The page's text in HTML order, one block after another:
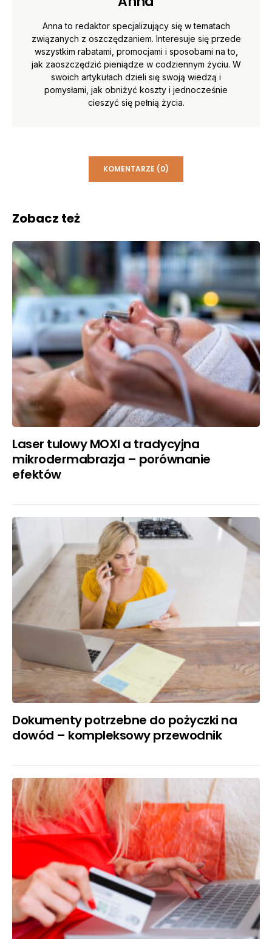
Anna to redaktor specjalizujący się w tematach
związanych z oszczędzaniem. Interesuje się przede
wszystkim rabatami, promocjami i sposobami na to,
jak zaoszczędzić pieniądze w codziennym życiu. W
swoich artykułach dzieli się swoją wiedzą i
pomysłami, jak obniżyć koszty i jednocześnie
cieszyć się pełnią życia.
KOMENTARZE (0)
Zobacz też
Laser tulowy MOXI a tradycyjna
mikrodermabrazja – porównanie
efektów
Dokumenty potrzebne do pożyczki na
dowód – kompleksowy przewodnik